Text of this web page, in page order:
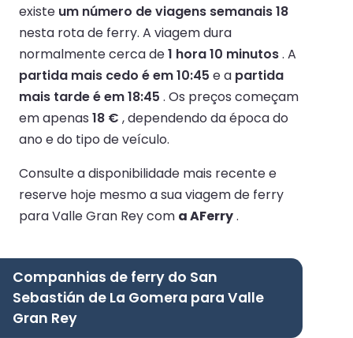
existe um número de viagens semanais 18
nesta rota de ferry. A viagem dura
normalmente cerca de1 hora 10 minutos. A
partida mais cedo é em 10:45 e a partida
mais tarde é em 18:45 . Os preços começam
em apenas 18 € , dependendo da época do
ano e do tipo de veículo.
Consulte a disponibilidade mais recente e
reserve hoje mesmo a sua viagem de ferry
para Valle Gran Rey com a AFerry.
Companhias de ferry do San
Sebastián de La Gomera para Valle
Gran Rey